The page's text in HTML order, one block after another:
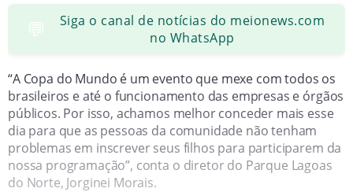
💬
Siga o canal de notícias do meionews.com
no WhatsApp
“A Copa do Mundo é um evento que mexe com todos os
brasileiros e até o funcionamento das empresas e órgãos
públicos. Por isso, achamos melhor conceder mais esse
dia para que as pessoas da comunidade não tenham
problemas em inscrever seus filhos para participarem da
nossa programação”, conta o diretor do Parque Lagoas
do Norte, Jorginei Morais.